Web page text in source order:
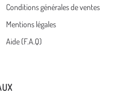
Conditions générales de ventes
Mentions légales
Aide (F.A.Q)